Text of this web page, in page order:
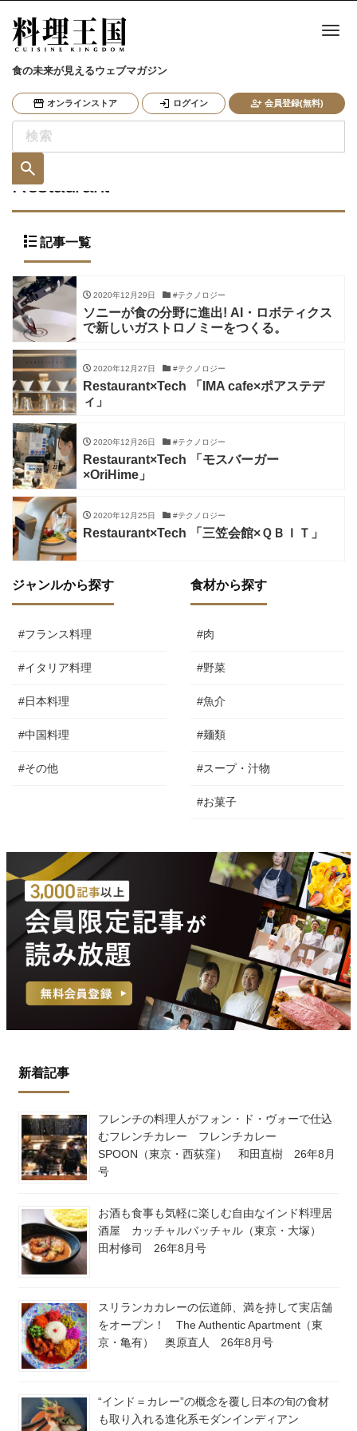
食の未来が見えるウェブマガジン
オンラインストア ログイン 会員登録(無料)
ナ
Restaurant
記事一覧
2020年12月29日 #テクノロジー
ソニーが食の分野に進出! AI・ロボティクス
で新しいガストロノミーをつくる。
2020年12月27日 #テクノロジー
Restaurant×Tech 「IMA cafe×ポアステデ
ィ」
2020年12月26日 #テクノロジー
Restaurant×Tech 「モスバーガー
×OriHime」
2020年12月25日 #テクノロジー
Restaurant×Tech 「三笠会館×ＱＢＩＴ」
ジャンルから探す
#フランス料理
#イタリア料理
#日本料理
#中国料理
#その他
食材から探す
#肉
#野菜
#魚介
#麺類
#スープ・汁物
#お菓子
新着記事
フレンチの料理人がフォン・ド・ヴォーで仕込
むフレンチカレー フレンチカレー
SPOON（東京・西荻窪） 和田直樹 26年8月
号
お酒も食事も気軽に楽しむ自由なインド料理居
酒屋 カッチャルバッチャル（東京・大塚）
田村修司 26年8月号
スリランカカレーの伝道師、満を持して実店舗
をオープン！ The Authentic Apartment（東
京・亀有） 奥原直人 26年8月号
“インド＝カレー”の概念を覆し日本の旬の食材
も取り入れる進化系モダンインディアン